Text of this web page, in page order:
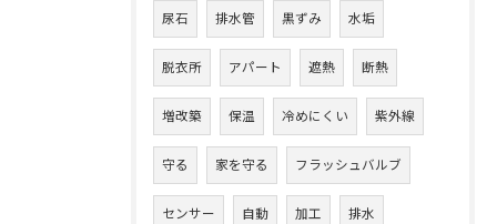
尿石 排水管 黒ずみ 水垢
脱衣所 アパート 遮熱 断熱
増改築 保温 冷めにくい 紫外線
守る 家を守る フラッシュバルブ
センサー 自動 加工 排水